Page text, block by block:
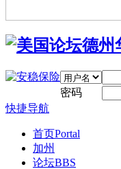
密码
快捷导航
首页Portal
加州
论坛BBS